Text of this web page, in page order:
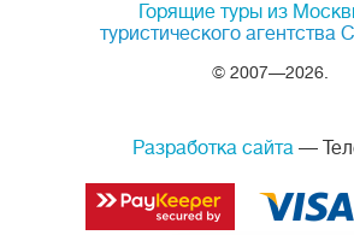
Горящие туры из
туристического агентства
© 2007—2026.
Разработка сайта—